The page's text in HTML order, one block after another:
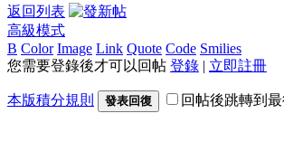
返回列表
高級模式
B Color Image Link Quote Code Smilies
您需要登錄後才可以回帖 登錄 | 立即註冊
本版積分規則 發表回復 回帖後跳轉到